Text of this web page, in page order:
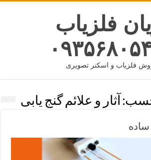
فلزیاب
فلزیاب و اسکنر تصویری
آثار و علائم گنج یابی